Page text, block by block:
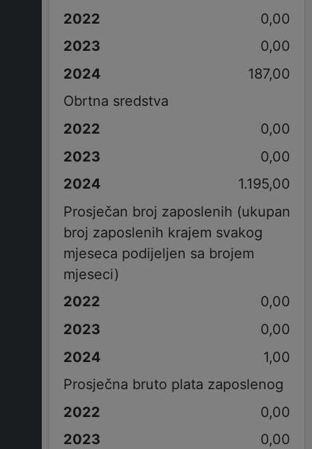
0,00
0,00
187,00
Obrtna sredstva
0,00
0,00
1.195,00
Prosječan broj zaposlenih (ukupan
broj zaposlenih krajem svakog
mjeseca podijeljen sa brojem
mjeseci)
0,00
0,00
1,00
Prosječna bruto plata zaposlenog
0,00
0,00